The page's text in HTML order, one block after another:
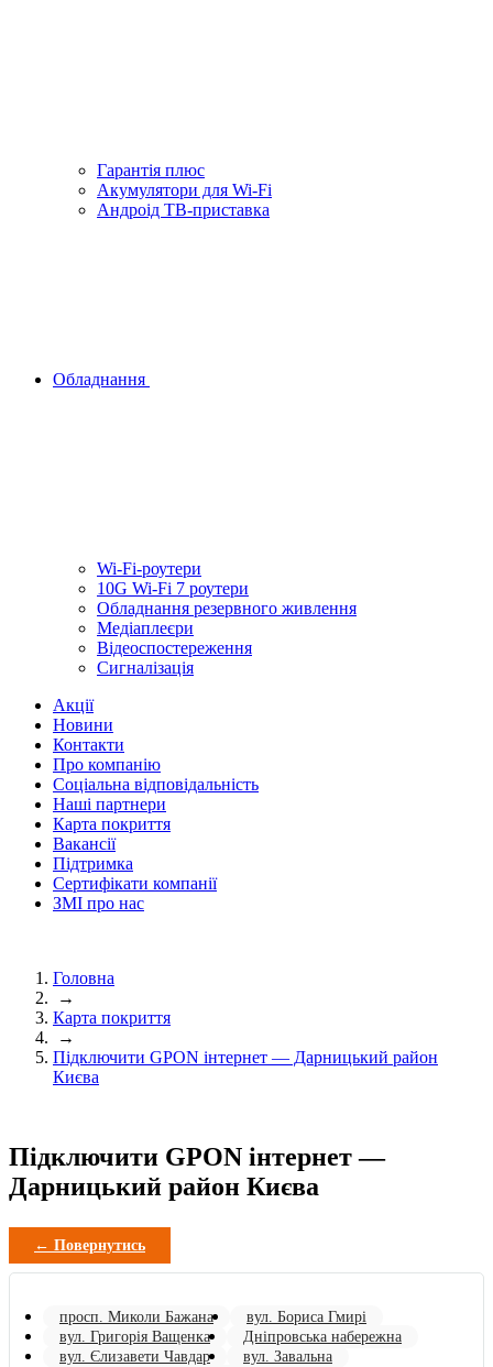
Гарантiя плюс
Акумулятори для Wi-Fi
Андроід ТВ-приставка
Обладнання
Wi-Fi-роутери
10G Wi-Fi 7 роутери
Обладнання резервного живлення
Медiаплеєри
Відеоспостереження
Сигналізація
Акції
Новини
Контакти
Про компанію
Соціальна відповідальність
Наші партнери
Карта покриття
Вакансії
Підтримка
Сертифікати компанії
ЗМІ про нас
Головна
→
Карта покриття
→
Підключити GPON інтернет — Дарницький район
Києва
Підключити GPON інтернет —
Дарницький район Києва
← Повернутись
просп. Миколи Бажана
вул. Бориса Гмирі
вул. Григорія Ващенка
Дніпровська набережна
вул. Єлизавети Чавдар
вул. Завальна